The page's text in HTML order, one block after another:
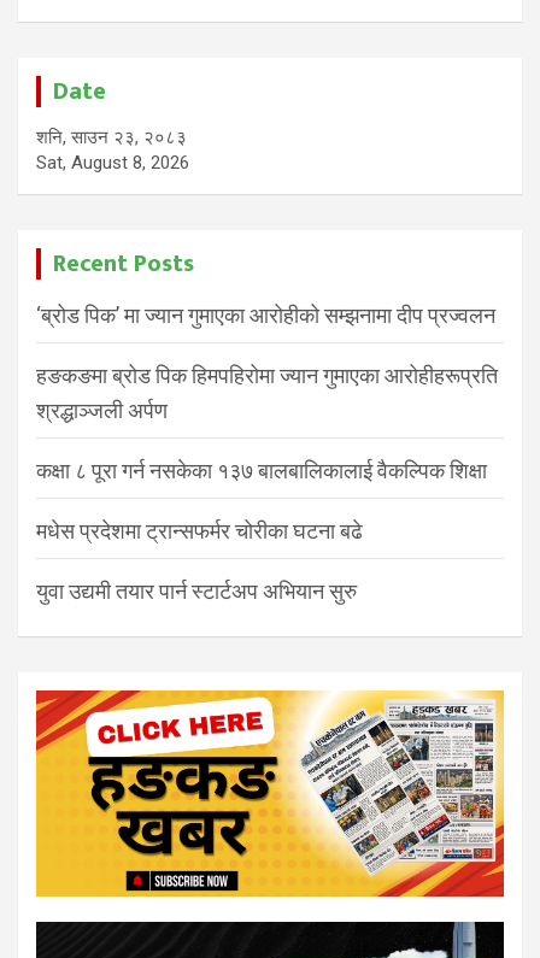
Date
शनि, साउन २३, २०८३
Sat, August 8, 2026
Recent Posts
‘ब्रोड पिक’ मा ज्यान गुमाएका आरोहीको सम्झनामा दीप प्रज्वलन
हङकङमा ब्रोड पिक हिमपहिरोमा ज्यान गुमाएका आरोहीहरूप्रति
श्रद्धाञ्जली अर्पण
कक्षा ८ पूरा गर्न नसकेका १३७ बालबालिकालाई वैकल्पिक शिक्षा
मधेस प्रदेशमा ट्रान्सफर्मर चोरीका घटना बढे
युवा उद्यमी तयार पार्न स्टार्टअप अभियान सुरु